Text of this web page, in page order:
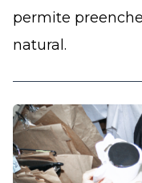
permite
natural.